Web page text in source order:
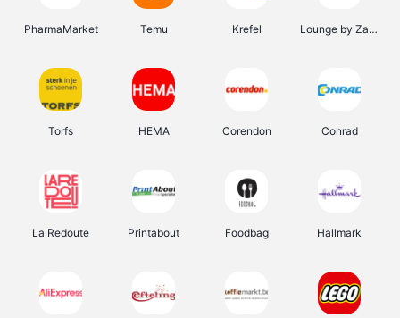
PharmaMarket Temu Krefel Lounge by Zalando
Torfs HEMA Corendon Conrad
La Redoute Printabout Foodbag Hallmark